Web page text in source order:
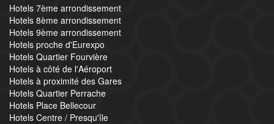
Hotels 7ème arrondissement
Hotels 8ème arrondissement
Hotels 9ème arrondissement
Hotels proche d'Eurexpo
Hotels Quartier Fourvière
Hotels à côté de l'Aéroport
Hotels à proximité des Gares
Hotels Quartier Perrache
Hotels Place Bellecour
Hotels Centre / Presqu'île